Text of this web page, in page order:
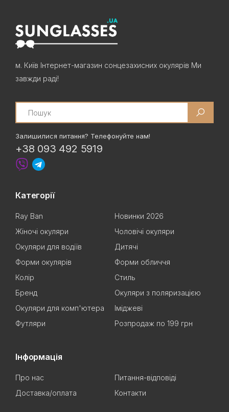
м. Київ Інтернет-магазин сонцезахисних окулярів Ми
завжди раді!
Search
Залишилися питання? Телефонуйте нам!
+38 093 492 5919
Категорії
Ray Ban
Новинки 2026
Жіночі окуляри
Чоловічі окуляри
Окуляри для водіїв
Дитячі
Форми окулярів
Форми обличчя
Колір
Стиль
Бренд
Окуляри з поляризацією
Окуляри для комп'ютера
Іміджеві
Футляри
Розпродаж по 199 грн
Інформація
Про нас
Питання-відповіді
Доставка/оплата
Контакти